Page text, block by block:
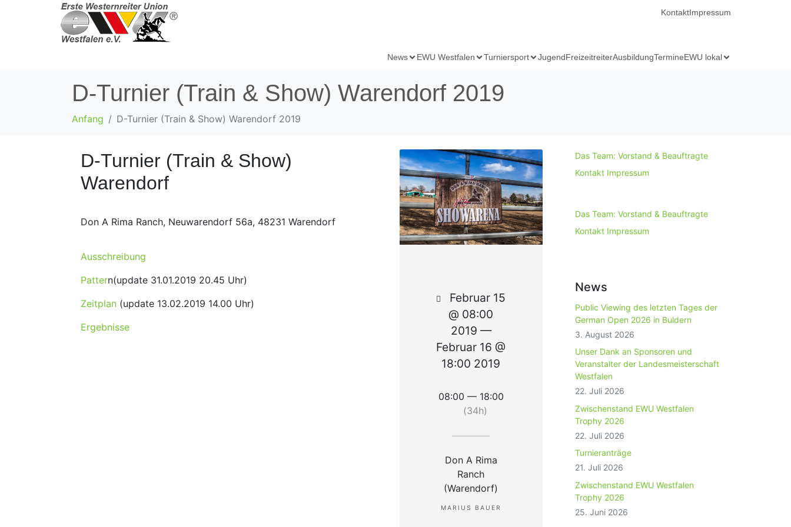
KontaktImpressum
News EWU Westfalen Turniersport JugendFreizeitreiterAusbildungTermineEWU lokal
D-Turnier (Train & Show) Warendorf 2019
Anfang D-Turnier (Train & Show) Warendorf 2019
D-Turnier (Train & Show)
Warendorf
Don A Rima Ranch, Neuwarendorf 56a, 48231 Warendorf
Ausschreibung
Pattern(update 31.01.2019 20.45 Uhr)
Zeitplan (update 13.02.2019 14.00 Uhr)
Ergebnisse
Februar 15
@ 08:00
2019 —
Februar 16 @
18:00 2019
08:00 — 18:00
(34h)
Don A Rima
Ranch
(Warendorf)
MARIUS BAUER
Das Team: Vorstand & Beauftragte
Kontakt Impressum
Das Team: Vorstand & Beauftragte
Kontakt Impressum
News
Public Viewing des letzten Tages der
German Open 2026 in Buldern
3. August 2026
Unser Dank an Sponsoren und
Veranstalter der Landesmeisterschaft
Westfalen
22. Juli 2026
Zwischenstand EWU Westfalen
Trophy 2026
22. Juli 2026
Turnieranträge
21. Juli 2026
Zwischenstand EWU Westfalen
Trophy 2026
25. Juni 2026